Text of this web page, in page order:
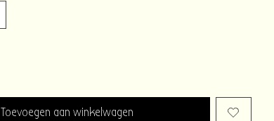
Toevoegen aan winkelwagen